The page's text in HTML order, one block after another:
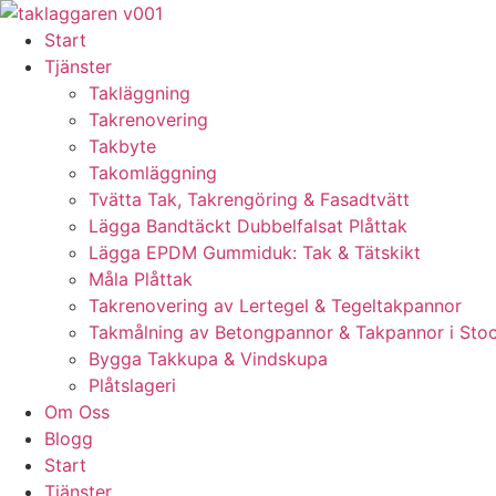
Skip
content
Start
Tjänster
Takläggning
Takrenovering
Takbyte
Takomläggning
Tvätta Tak, Takrengöring & Fasadtvätt
Lägga Bandtäckt Dubbelfalsat Plåttak
Lägga EPDM Gummiduk: Tak & Tätskikt
Måla Plåttak
Takrenovering av Lertegel & Tegeltakpannor
Takmålning av Betongpannor & Takpannor i
Bygga Takkupa & Vindskupa
Plåtslageri
Om Oss
Blogg
Start
Tjänster